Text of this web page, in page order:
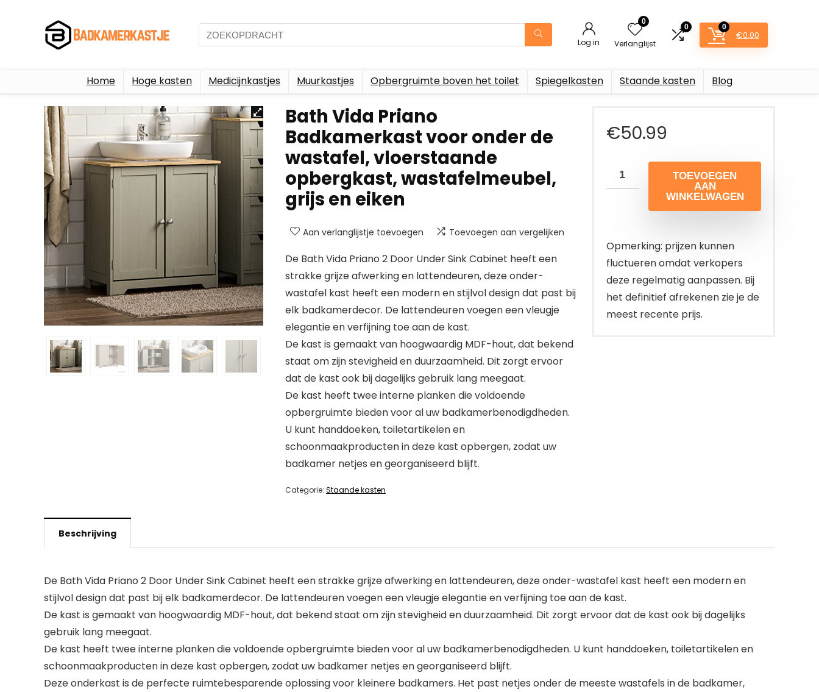
Log in
0
Verlanglijst
0 0
€0.00
Home Hoge kasten Medicijnkastjes Muurkastjes Opbergruimte boven het toilet Spiegelkasten Staande kasten Blog
Bath Vida Priano
Badkamerkast voor onder de
wastafel, vloerstaande
opbergkast, wastafelmeubel,
grijs en eiken
Aan verlanglijstje toevoegen Toevoegen aan vergelijken
De Bath Vida Priano 2 Door Under Sink Cabinet heeft een
strakke grijze afwerking en lattendeuren, deze onder-
wastafel kast heeft een modern en stijlvol design dat past bij
elk badkamerdecor. De lattendeuren voegen een vleugje
elegantie en verfijning toe aan de kast.
De kast is gemaakt van hoogwaardig MDF-hout, dat bekend
staat om zijn stevigheid en duurzaamheid. Dit zorgt ervoor
dat de kast ook bij dagelijks gebruik lang meegaat.
De kast heeft twee interne planken die voldoende
opbergruimte bieden voor al uw badkamerbenodigdheden.
U kunt handdoeken, toiletartikelen en
schoonmaakproducten in deze kast opbergen, zodat uw
badkamer netjes en georganiseerd blijft.
Categorie: Staande kasten
€50.99
TOEVOEGEN
AAN
WINKELWAGEN
Opmerking: prijzen kunnen
fluctueren omdat verkopers
deze regelmatig aanpassen. Bij
het definitief afrekenen zie je de
meest recente prijs.
Beschrijving
De Bath Vida Priano 2 Door Under Sink Cabinet heeft een strakke grijze afwerking en lattendeuren, deze onder-wastafel kast heeft een modern en
stijlvol design dat past bij elk badkamerdecor. De lattendeuren voegen een vleugje elegantie en verfijning toe aan de kast.
De kast is gemaakt van hoogwaardig MDF-hout, dat bekend staat om zijn stevigheid en duurzaamheid. Dit zorgt ervoor dat de kast ook bij dagelijks
gebruik lang meegaat.
De kast heeft twee interne planken die voldoende opbergruimte bieden voor al uw badkamerbenodigdheden. U kunt handdoeken, toiletartikelen en
schoonmaakproducten in deze kast opbergen, zodat uw badkamer netjes en georganiseerd blijft.
Deze onderkast is de perfecte ruimtebesparende oplossing voor kleinere badkamers. Het past netjes onder de meeste wastafels in de badkamer,